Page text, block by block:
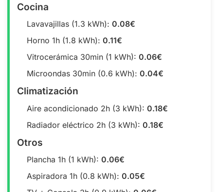
Cocina
Lavavajillas (1.3 kWh): 0.08€
Horno 1h (1.8 kWh): 0.11€
Vitrocerámica 30min (1 kWh): 0.06€
Microondas 30min (0.6 kWh): 0.04€
Climatización
Aire acondicionado 2h (3 kWh): 0.18€
Radiador eléctrico 2h (3 kWh): 0.18€
Otros
Plancha 1h (1 kWh): 0.06€
Aspiradora 1h (0.8 kWh): 0.05€